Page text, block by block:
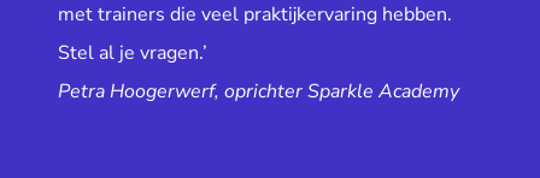
met trainers die veel praktijkervaring hebben.
Stel al je vragen.’
Petra Hoogerwerf, oprichter Sparkle Academy